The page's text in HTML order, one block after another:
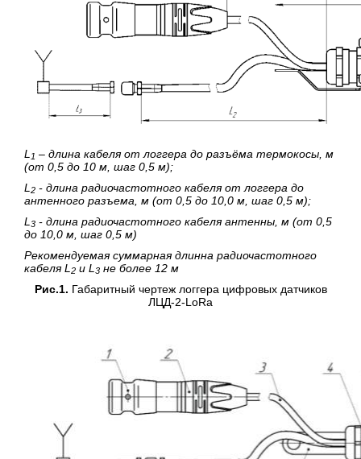
L 1 – длина кабеля от логгера до разъёма термокосы, м
(от 0,5 до 10 м, шаг 0,5 м);
L 2 - длина радиочастотного кабеля от логгера до
антенного разъема, м (от 0,5 до 10,0 м, шаг 0,5 м);
L 3 - длина радиочастотного кабеля антенны, м (от 0,5
до 10,0 м, шаг 0,5 м)
Рекомендуемая суммарная длинна радиочастотного
кабеля L 2 и L 3 не более 12 м
Рис.1. Габаритный чертеж логгера цифровых датчиков
ЛЦД-2-LoRa